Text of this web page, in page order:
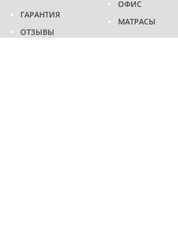
ГАРАНТИЯ
ОТЗЫВЫ
ОФИС
МАТРАСЫ